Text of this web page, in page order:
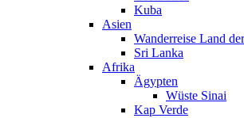
Kuba
Asien
Wanderreise Land
Sri Lanka
Afrika
Ägypten
Wüste Sinai
Kap Verde